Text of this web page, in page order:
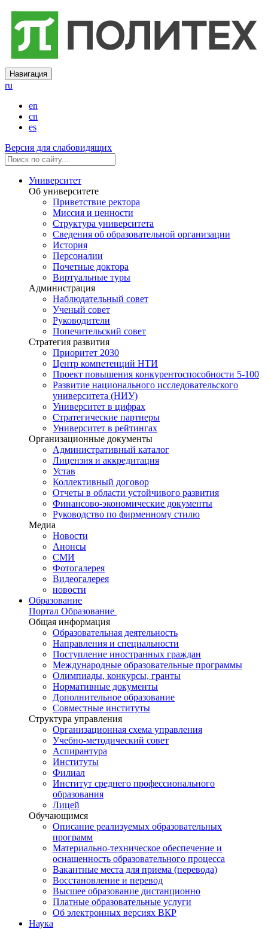
Навигация
ru
en
cn
es
Версия для слабовидящих
Университет
Об университете
Приветствие ректора
Миссия и ценности
Структура университета
Сведения об образовательной организации
История
Персоналии
Почетные доктора
Виртуальные туры
Администрация
Наблюдательный совет
Ученый совет
Руководители
Попечительский совет
Стратегия развития
Приоритет 2030
Центр компетенций НТИ
Проект повышения конкурентоспособности 5-100
Развитие национального исследовательского
университета (НИУ)
Университет в цифрах
Стратегические партнеры
Университет в рейтингах
Организационные документы
Административный каталог
Лицензия и аккредитация
Устав
Коллективный договор
Отчеты в области устойчивого развития
Финансово-экономические документы
Руководство по фирменному стилю
Медиа
Новости
Анонсы
СМИ
Фотогалерея
Видеогалерея
новости
Образование
Портал Образование
Общая информация
Образовательная деятельность
Направления и специальности
Поступление иностранных граждан
Международные образовательные программы
Олимпиады, конкурсы, гранты
Нормативные документы
Дополнительное образование
Совместные институты
Структура управления
Организационная схема управления
Учебно-методический совет
Аспирантура
Институты
Филиал
Институт среднего профессионального
образования
Лицей
Обучающимся
Описание реализуемых образовательных
программ
Материально-техническое обеспечение и
оснащенность образовательного процесса
Вакантные места для приема (перевода)
Восстановление и перевод
Высшее образование дистанционно
Платные образовательные услуги
Об электронных версиях ВКР
Наука